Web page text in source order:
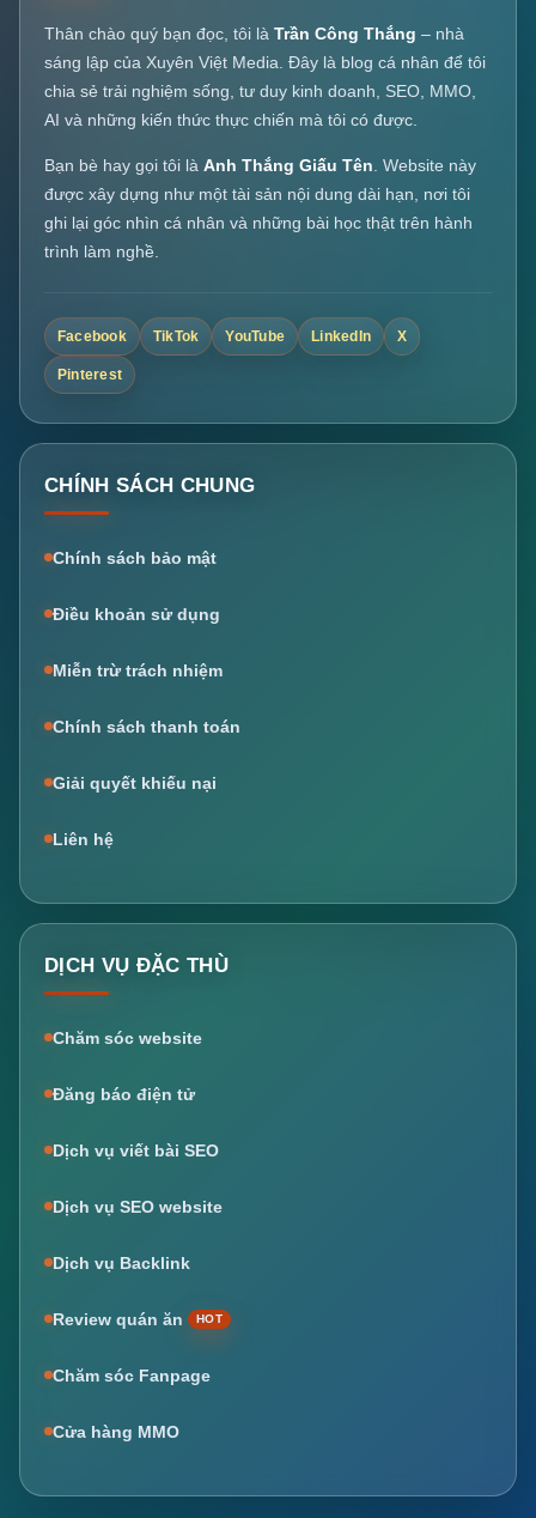
Thân chào quý bạn đọc, tôi là Trần Công Thắng – nhà
sáng lập của Xuyên Việt Media. Đây là blog cá nhân để tôi
chia sẻ trải nghiệm sống, tư duy kinh doanh, SEO, MMO,
AI và những kiến thức thực chiến mà tôi có được.
Bạn bè hay gọi tôi là Anh Thắng Giấu Tên . Website này
được xây dựng như một tài sản nội dung dài hạn, nơi tôi
ghi lại góc nhìn cá nhân và những bài học thật trên hành
trình làm nghề.
Facebook TikTok YouTube LinkedIn X
Pinterest
CHÍNH SÁCH CHUNG
Chính sách bảo mật
Điều khoản sử dụng
Miễn trừ trách nhiệm
Chính sách thanh toán
Giải quyết khiếu nại
Liên hệ
DỊCH VỤ ĐẶC THÙ
Chăm sóc website
Đăng báo điện tử
Dịch vụ viết bài SEO
Dịch vụ SEO website
Dịch vụ Backlink
Review quán ăn HOT
Chăm sóc Fanpage
Cửa hàng MMO